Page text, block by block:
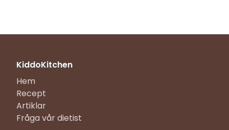
KiddoKitchen
Hem
Recept
Artiklar
Fråga vår dietist